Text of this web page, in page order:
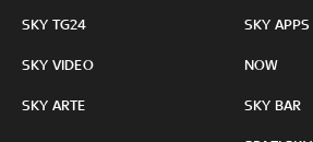
SKY TG24
SKY VIDEO
SKY ARTE
SKY APPS
NOW
SKY BAR